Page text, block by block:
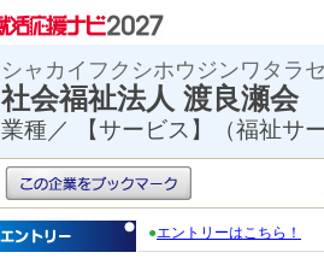
シャカイフクシホウジンワタラ
社会福祉法人 渡良
業種／ 【サービス】（福祉サ
●エントリーはこちら！